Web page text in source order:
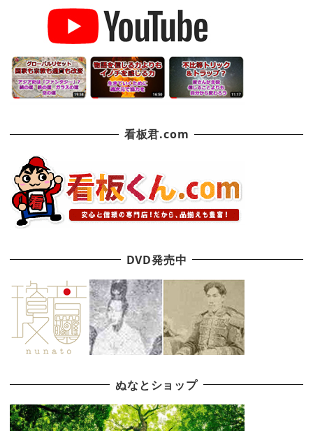
看板君.com
DVD発売中
ぬなとショップ